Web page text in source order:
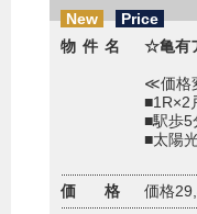
New
Price
物件名
☆亀有
≪価格
■1R×2
■駅歩5
■太陽
価 格
価格